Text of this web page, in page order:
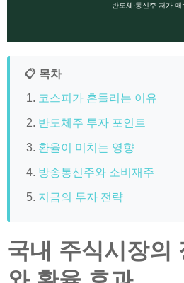
반도체·통신주 저가 매
📋 목차
코스피가 흔들리는 이유
반도체주 투자 포인트
환율이 미치는 영향
방송통신주와 소비재주
지금의 투자 전략
국내 주식시장의